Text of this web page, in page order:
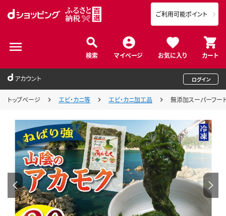
検索 マイページ お気に入り カート
ご利用可能ポイント
アカウント ログイン
トップページ エビ・カニ等 エビ・カニ加工品 無添加スーパーフ